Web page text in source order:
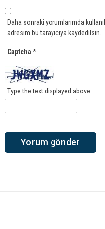
Daha sonraki yorumlarımda
adresim bu tarayıcıya kaydedilsin.
Captcha *
Type the text displayed above: